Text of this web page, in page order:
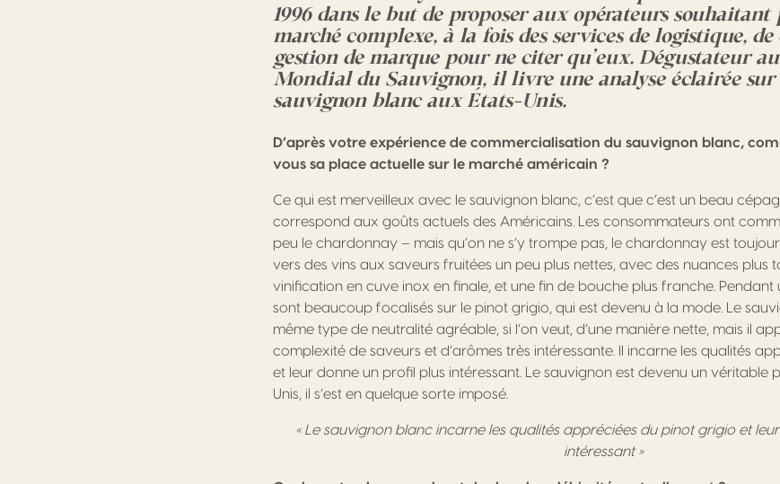
1996 dans le but de proposer aux opérateurs souhaitant
marché complexe, à la fois des services de logistique,
gestion de marque pour ne citer qu’eux. Dégustateur
Mondial du Sauvignon, il livre une analyse éclairée
sauvignon blanc auxÉtats-Unis.
D’après votre expérience de commercialisation du sauvignon blanc,
vous sa place actuelle sur le marché américain ?
Ce qui est merveilleux avec le sauvignon blanc, c’est que c’est un beau
correspond aux goûts actuels des Américains. Les consommateurs ont
peu le chardonnay – mais qu’on ne s’y trompe pas, le chardonnay est
vers des vins aux saveurs fruitées un peu plus nettes, avec des nuances plus
vinification en cuve inox en finale, et une fin de bouche plus franche. Pendant
sont beaucoup focalisés sur le pinot grigio, qui est devenu à la mode. Le
même type de neutralité agréable, si l’on veut, d’une manière nette, mais il
complexité de saveurs et d’arômes très intéressante. Il incarne les qualités
et leur donne un profil plus intéressant. Le sauvignon est devenu un véritable
Unis, il s’est en quelque sorte imposé.
« Le sauvignon blanc incarne les qualités appréciées du pinot grigio et
intéressant »